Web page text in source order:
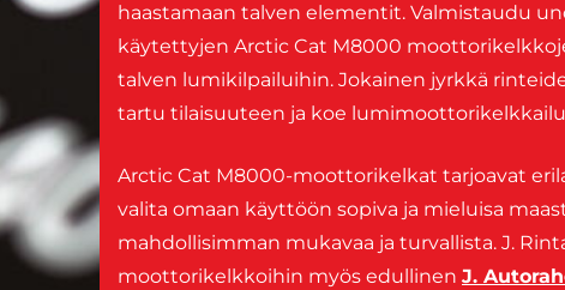
haastamaan talven elementit. Valmistaudu
käytettyjen Arctic Cat M8000
talven lumikilpailuihin. Jokainen jyrkkä
tartu tilaisuuteen ja koe
Arctic Cat M8000-moottorikelkat tarjoavat
valita omaan käyttöön sopiva ja mieluisa
mahdollisimman mukavaa ja turvallista. J.
moottorikelkkoihin myös edullinen J.